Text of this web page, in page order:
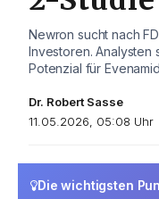
Newron sucht nach
Investoren. Analysten
Potenzial für
Dr. Robert Sasse
11.05.2026, 05:08 Uhr
Die wichtigsten